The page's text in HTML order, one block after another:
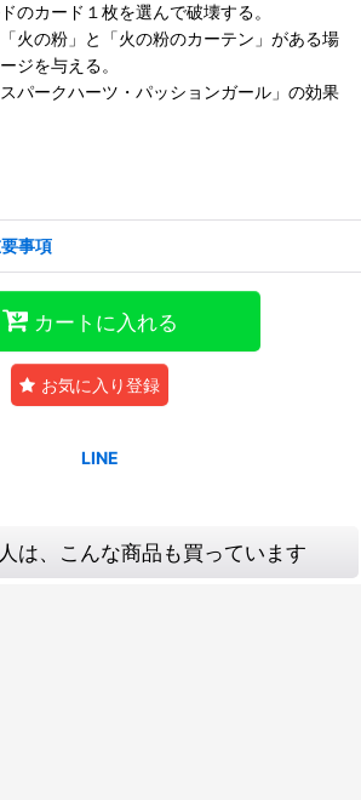
のカード１枚を選んで破壊する。
火の粉」と「火の粉のカーテン」がある場
ジを与える。
パークハーツ・パッションガール」の効果
事項
カートに入れる
お気に入り登録
は、こんな商品も買っています